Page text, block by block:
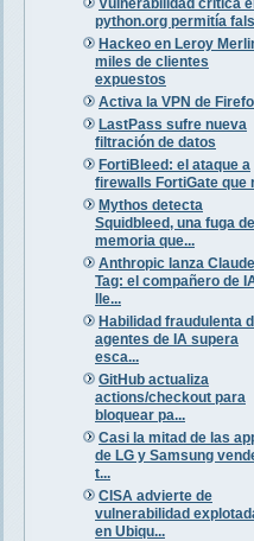
python.org permitía
Hackeo en Leroy
miles de clientes
expuestos
Activa la VPN de
LastPass sufre nueva
filtración de datos
FortiBleed: el ataque a
firewalls FortiGate que
Mythos detecta
Squidbleed, una fuga de
memoria que...
Anthropic lanza Claude
Tag: el compañero de
lle...
Habilidad fraudulenta
agentes de IA supera
esca...
GitHub actualiza
actions/checkout para
bloquear pa...
Casi la mitad de las
de LG y Samsung
t...
CISA advierte de
vulnerabilidad
en Ubiqu...